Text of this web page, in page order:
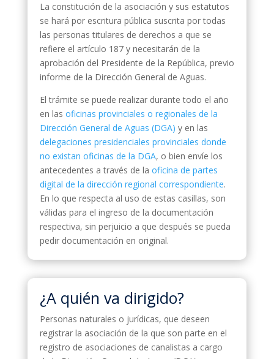
La constitución de la asociación y sus estatutos
se hará por escritura pública suscrita por todas
las personas titulares de derechos a que se
refiere el artículo 187 y necesitarán de la
aprobación del Presidente de la República, previo
informe de la Dirección General de Aguas.
El trámite se puede realizar durante todo el año
en las oficinas provinciales o regionales de la
Dirección General de Aguas (DGA) y en las
delegaciones presidenciales provinciales donde
no existan oficinas de la DGA, o bien envíe los
antecedentes a través de la oficina de partes
digital de la dirección regional correspondiente.
En lo que respecta al uso de estas casillas, son
válidas para el ingreso de la documentación
respectiva, sin perjuicio a que después se pueda
pedir documentación en original.
¿A quién va dirigido?
Personas naturales o jurídicas, que deseen
registrar la asociación de la que son parte en el
registro de asociaciones de canalistas a cargo